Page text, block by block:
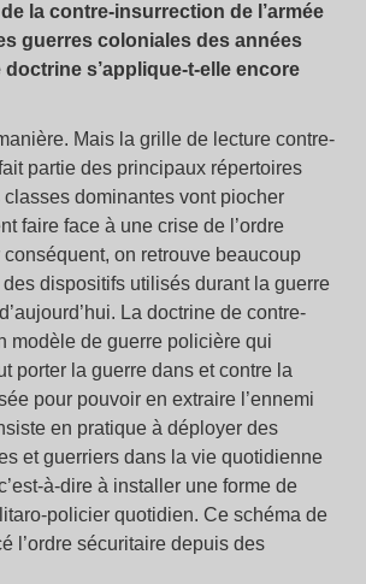
la contre-insurrection de l’armée
guerres coloniales des années
doctrine s’applique-t-elle encore
Mais la grille de lecture contre-
partie des principaux répertoires
dominantes vont piocher
faire face à une crise de l’ordre
on retrouve beaucoup
des dispositifs utilisés durant la guerre
La doctrine de contre-
modèle de guerre policière qui
porter la guerre dans et contre la
pour pouvoir en extraire l’ennemi
en pratique à déployer des
et guerriers dans la vie quotidienne
à-dire à installer une forme de
policier quotidien. Ce schéma de
l’ordre sécuritaire depuis des